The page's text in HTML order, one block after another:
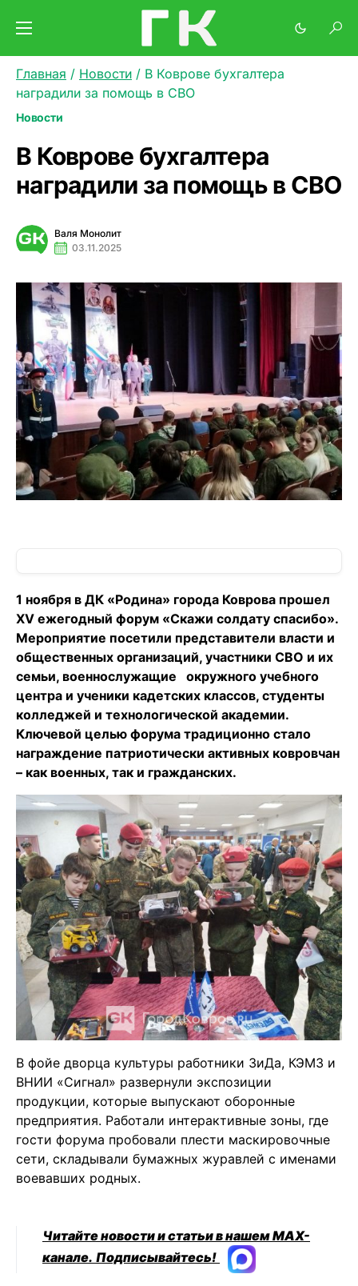
Главная / Новости / В Коврове бухгалтера
наградили за помощь в СВО
Новости
В Коврове бухгалтера
наградили за помощь в СВО
Валя Монолит
03.11.2025
1 ноября в ДК «Родина» города Коврова прошел
XV ежегодный форум «Скажи солдату спасибо».
Мероприятие посетили представители власти и
общественных организаций, участники СВО и их
семьи, военнослужащие окружного учебного
центра и ученики кадетских классов, студенты
колледжей и технологической академии.
Ключевой целью форума традиционно стало
награждение патриотически активных ковровчан
– как военных, так и гражданских.
В фойе дворца культуры работники ЗиДа, КЭМЗ и
ВНИИ «Сигнал» развернули экспозиции
продукции, которые выпускают оборонные
предприятия. Работали интерактивные зоны, где
гости форума пробовали плести маскировочные
сети, складывали бумажных журавлей с именами
воевавших родных.
Читайте новости и статьи в нашем MAX-
канале. Подписывайтесь!